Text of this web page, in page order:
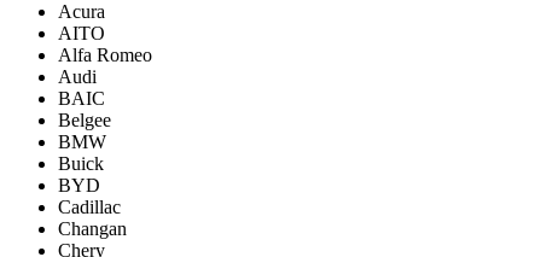
Acura
AITO
Alfa Romeo
Audi
BAIC
Belgee
BMW
Buick
BYD
Cadillac
Changan
Chery